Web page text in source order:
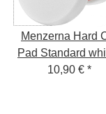
Menzerna Hard
Pad Standard
150 mm - P150H
10,90 € *